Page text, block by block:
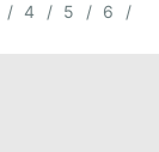
4 5 6